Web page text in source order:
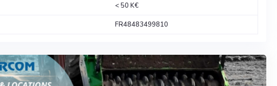
< 50 K€
FR48483499810